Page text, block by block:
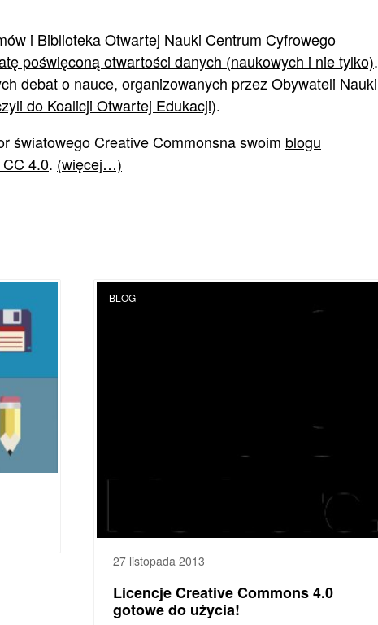
i Biblioteka Otwartej Nauki Centrum Cyfrowego
poświęconą otwartości danych (naukowych i nie tylko).
debat o nauce, organizowanych przez Obywateli Nauki
do Koalicji Otwartej Edukacji).
światowego Creative Commonsna swoim blogu
4.0. (więcej…)
BLOG
27 listopada 2013
Licencje Creative Commons 4.0
gotowe do użycia!